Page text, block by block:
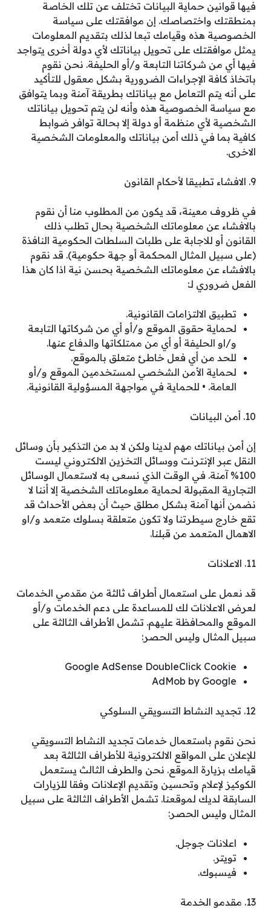
فيها قوانين حماية البيانات تختلف عن تلك الخاصة
بمنطقتك واختصاصك. إن موافقتك على سياسة
الخصوصية هذه وقيامك تبعا لذلك بتقديم المعلومات
يمثل موافقتك على تحويل بياناتك لأي دولة أخرى يتواجد
فيها أي من شركاتنا التابعة و/أو الحليفة. نحن نقوم
باتخاذ كافة الإجراءات الضرورية بشكل معقول للتأكيد
على أنه يتم التعامل مع بياناتك بطريقة آمنة وبما يتوافق
مع سياسة الخصوصية هذه وأنه لن يتم تحويل بياناتك
الشخصية لأي منظمة أو دولة إلا بحالة توافر ضوابط
كافية بما في ذلك أمن بياناتك والمعلومات الشخصية
الاخرى.
9. الافشاء تطبيقا لأحكام القانون
في ظروف معينة، قد يكون من المطلوب منا أن نقوم
بالافشاء عن معلوماتك الشخصية بحال تطلب ذلك
القانون أو للاجابة على طلبات السلطات الحكومية النافذة
(على سبيل المثال المحكمة أو جهة حكومية). قد نقوم
بالافشاء عن معلوماتك الشخصية بحسن نية اذا كان هذا
الفعل ضروري لـ:
تطبيق الالتزامات القانونية.
لحماية حقوق الموقع و/أو أي من شركاتها التابعة
و/او الحليفة أو أي من ممتلكاتها والدفاع عنها.
للحد من أي فعل خاطئ متعلق بالموقع.
لحماية الأمن الشخصي لمستخدمين الموقع و/أو
العامة. • للحماية في مواجهة المسؤولية القانونية.
10. أمن البيانات
إن أمن بياناتك مهم لدينا ولكن لا بد من التذكير بأن وسائل
النقل عبر الإنترنت ووسائل التخزين الالكتروني ليست
100% آمنة. في الوقت الذي نسعى به لاستعمال الوسائل
التجارية المقبولة لحماية معلوماتك الشخصية إلا أننا لا
نضمن أنها آمنة بشكل مطلق حيث أن بعض الأحداث قد
تقع خارج سيطرتنا ولا تكون متعلقة بسلوك متعمد و/او
الاهمال المتعمد من قبلنا.
11. الاعلانات
قد نعمل على استعمال أطراف ثالثة من مقدمي الخدمات
لعرض الاعلانات لك للمساعدة على دعم الخدمات و/أو
الموقع والمحافظة عليهم. تشمل الأطراف الثالثة على
سبيل المثال وليس الحصر:
Google AdSense DoubleClick Cookie
AdMob by Google
12. تجديد النشاط التسويقي السلوكي
نحن نقوم باستعمال خدمات تجديد النشاط التسويقي
للإعلان على المواقع الالكترونية للأطراف الثالثة بعد
قيامك بزيارة الموقع. نحن والطرف الثالث يستعمل
الكوكيز لإعلام وتحسين وتقديم الإعلانات وفقا للزيارات
السابقة لديك لموقعنا. تشمل الأطراف الثالثة على سبيل
المثال وليس الحصر:
اعلانات جوجل.
تويتر.
فيسبوك.
13. مقدمو الخدمة